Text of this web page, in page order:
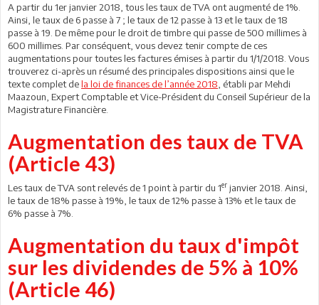
A partir du 1er janvier 2018, tous les taux de TVA ont augmenté de 1%.
Ainsi, le taux de 6 passe à 7 ; le taux de 12 passe à 13 et le taux de 18
passe à 19. De même pour le droit de timbre qui passe de 500 millimes à
600 millimes. Par conséquent, vous devez tenir compte de ces
augmentations pour toutes les factures émises à partir du 1/1/2018. Vous
trouverez ci-après un résumé des principales dispositions ainsi que le
texte complet dela loi de finances de l’année 2018 , établi par Mehdi
Maazoun, Expert Comptable et Vice-Président du Conseil Supérieur de la
Magistrature Financière.
Augmentation des taux de TVA
(Article 43)
Les taux de TVA sont relevés de 1 point à partir du 1er janvier 2018. Ainsi,
le taux de 18% passe à 19%, le taux de 12% passe à 13% et le taux de
6% passe à 7%.
Augmentation du taux d'impôt
sur les dividendes de 5% à 10%
(Article 46)